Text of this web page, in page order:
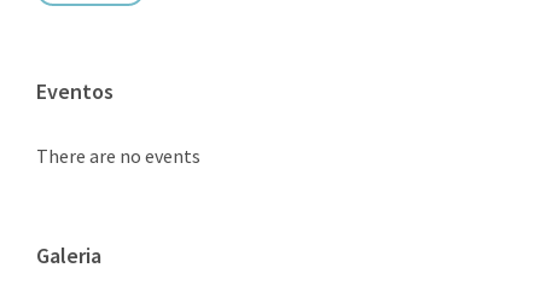
Eventos
There are no events
Galeria